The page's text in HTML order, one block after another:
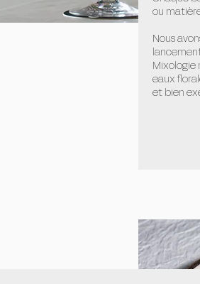
ou
Nous
Mixologie
eaux
et bien